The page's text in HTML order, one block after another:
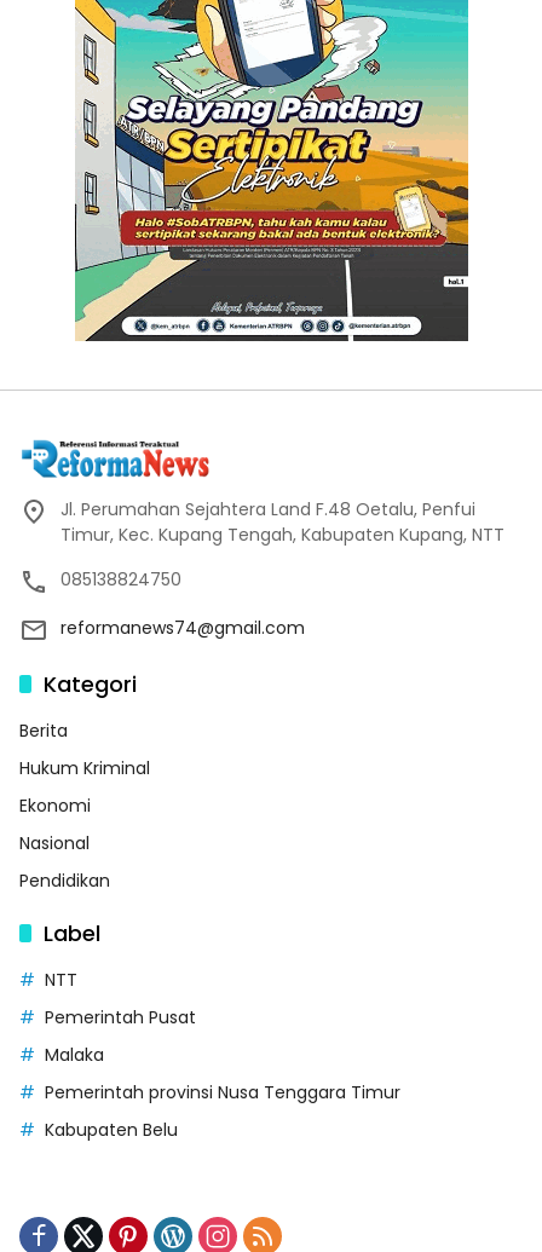
Jl. Perumahan Sejahtera Land F.48 Oetalu, Penfui
Timur, Kec. Kupang Tengah, Kabupaten Kupang, NTT
085138824750
reformanews74@gmail.com
Kategori
Berita
Hukum Kriminal
Ekonomi
Nasional
Pendidikan
Label
NTT
Pemerintah Pusat
Malaka
Pemerintah provinsi Nusa Tenggara Timur
Kabupaten Belu